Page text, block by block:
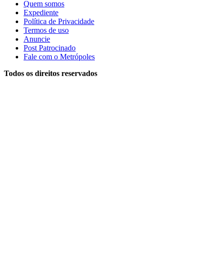
Quem somos
Expediente
Política de Privacidade
Termos de uso
Anuncie
Post Patrocinado
Fale com o Metrópoles
Todos os direitos reservados